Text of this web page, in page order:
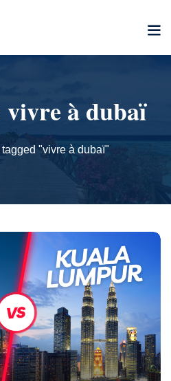
vivre à dubaï
tagged "vivre à dubaï"